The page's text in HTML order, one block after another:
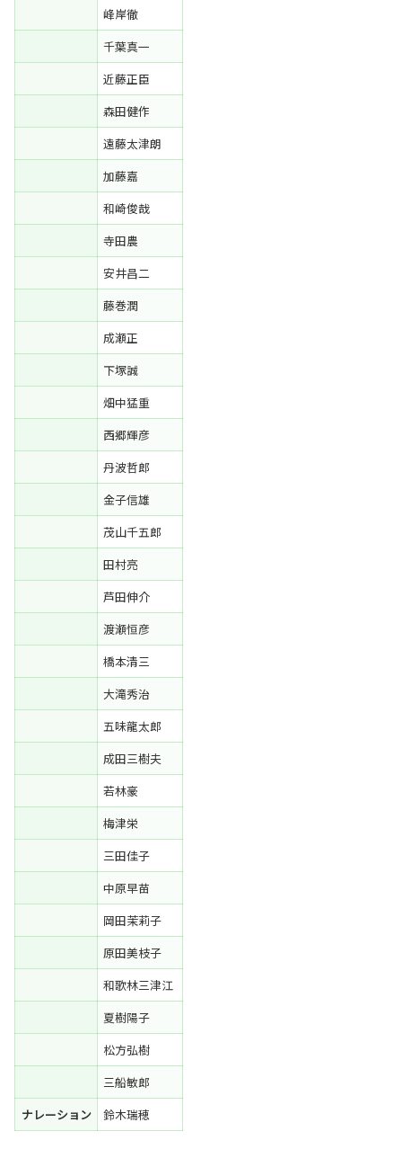
峰岸徹
千葉真一
近藤正臣
森田健作
遠藤太津朗
加藤嘉
和崎俊哉
寺田農
安井昌二
藤巻潤
成瀬正
下塚誠
畑中猛重
西郷輝彦
丹波哲郎
金子信雄
茂山千五郎
田村亮
芦田伸介
渡瀬恒彦
橋本清三
大滝秀治
五味龍太郎
成田三樹夫
若林豪
梅津栄
三田佳子
中原早苗
岡田茉莉子
原田美枝子
和歌林三津江
夏樹陽子
松方弘樹
三船敏郎
ナレーション
鈴木瑞穂